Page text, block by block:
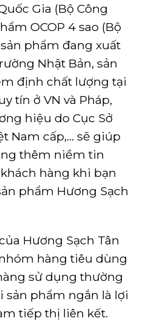
Gia (Bộ Công
OCOP 4 sao (Bộ
phẩm đang xuất
Nhật Bản, sản
định chất lượng tại
tín ở VN và Pháp,
hiệu do Cục Sở
Nam cấp,… sẽ giúp
thêm niềm tin
hàng khi bạn
phẩm Hương Sạch
Hương Sạch Tân
hàng tiêu dùng
sử dụng thường
sản phẩm ngắn là lợi
tiếp thị liên kết.